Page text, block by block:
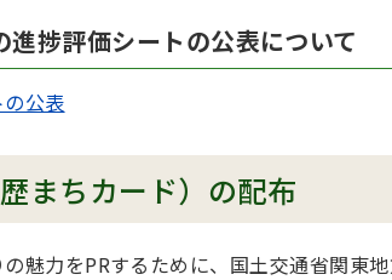
捗評価シートの公表について
公表
まちカード）の配布
魅力をPRするために、国土交通省関東